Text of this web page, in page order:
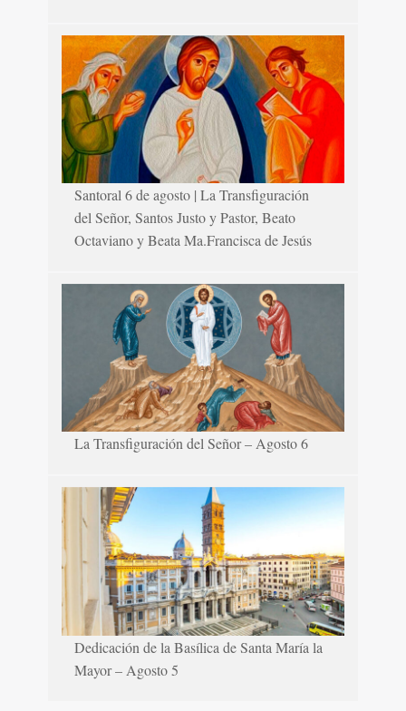
Santoral 6 de agosto | La Transfiguración
del Señor, Santos Justo y Pastor, Beato
Octaviano y Beata Ma.Francisca de Jesús
La Transfiguración del Señor – Agosto 6
Dedicación de la Basílica de Santa María la
Mayor – Agosto 5